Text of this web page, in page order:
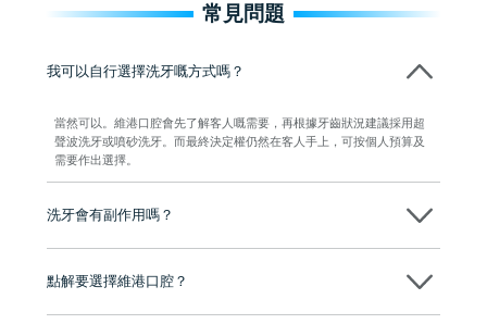
常見問題
我可以自行選擇洗牙嘅方式嗎？
當然可以。維港口腔會先了解客人嘅需要，再根據牙齒狀況建議採用超
聲波洗牙或噴砂洗牙。而最終決定權仍然在客人手上，可按個人預算及
需要作出選擇。
洗牙會有副作用嗎？
短暫反應，通常數日內便會自然恢復。維港口腔會按照客人嘅口腔狀
點解要選擇維港口腔？